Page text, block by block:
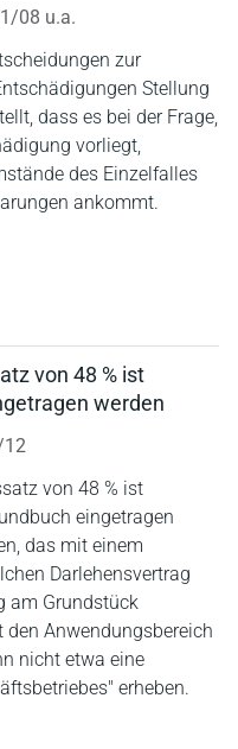
08 u.a.
zur
Stellung
dass es bei der Frage,
vorliegt,
des Einzelfalles
ankommt.
von 48 % ist
werden
12
von 48 % ist
eingetragen
das mit einem
Darlehensvertrag
am Grundstück
Anwendungsbereich
nicht etwa eine
erheben.